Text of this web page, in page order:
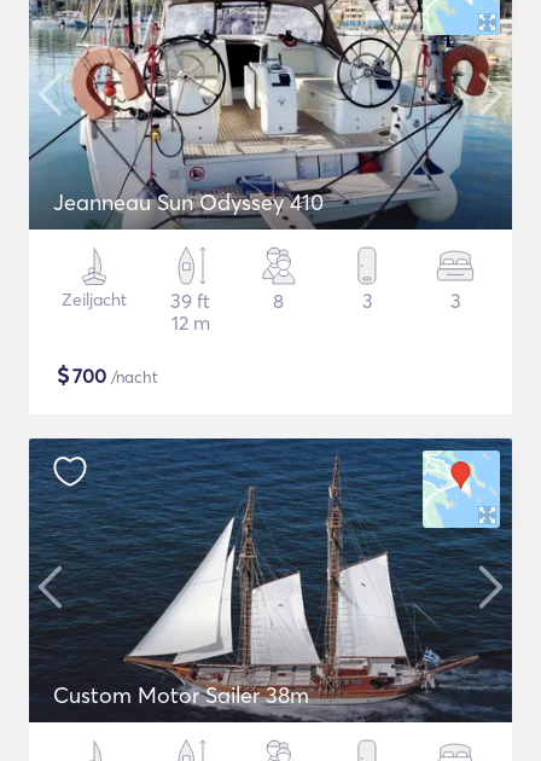
Jeanneau Sun Odyssey 410
Zeiljacht
39 ft
12 m
8 3 3
$700 /nacht
Custom Motor Sailer 38m